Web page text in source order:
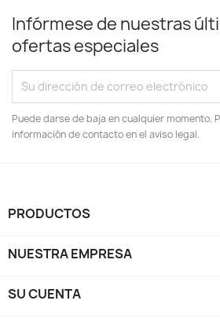
Infórmese de nuestras
ofertas especiales
Puede darse de baja en cualquier momento.
información de contacto en el aviso legal.
PRODUCTOS
NUESTRA EMPRESA
SU CUENTA